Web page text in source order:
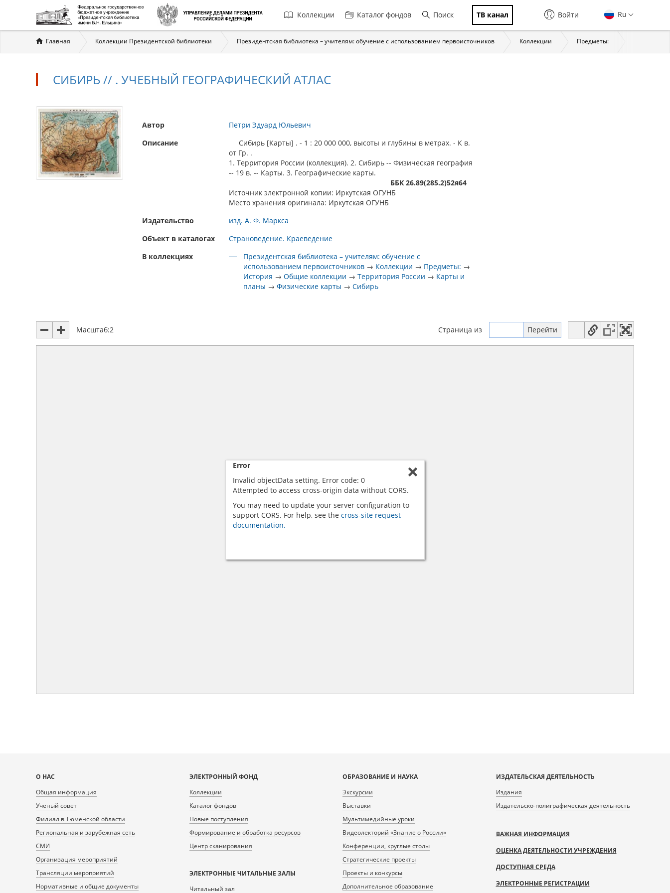
Главная
навигация
Коллекции Каталог фондов Поиск ТВ канал Ru
Войти
Вы
здесь
Главная Коллекции Президентской библиотеки Президентская библиотека – учителям: обучение с использованием первоисточников Коллекции Предметы:
СИБИРЬ // . УЧЕБНЫЙ ГЕОГРАФИЧЕСКИЙ АТЛАС
Автор
Петри Эдуард Юльевич
Описание
Сибирь [Карты] . - 1 : 20 000 000, высоты и глубины в метрах. - К в.
от Гр. .
1. Территория России (коллекция). 2. Сибирь -- Физическая география
-- 19 в. -- Карты. 3. Географические карты.
ББК 26.89(285.2)52я64
Источник электронной копии: Иркутская ОГУНБ
Место хранения оригинала: Иркутская ОГУНБ
Издательство
изд. А. Ф. Маркса
Объект в каталогах
Страноведение. Краеведение
В коллекциях
Президентская библиотека – учителям: обучение с
использованием первоисточников → Коллекции → Предметы: →
История →Общие коллекции →Территория России → Карты и
планы →Физические карты →Сибирь
Масштаб:2 Страница из
Error
Invalid objectData setting. Error code: 0
Attempted to access cross-origin data without CORS.
You may need to update your server configuration to
support CORS. For help, see the cross-site request
documentation.
Карта
сайта
О НАС
Общая информация
Ученый совет
Филиал в Тюменской области
Региональная и зарубежная сеть
СМИ
Организация мероприятий
Трансляции мероприятий
Нормативные и общие документы
ЭЛЕКТРОННЫЙ ФОНД
Коллекции
Каталог фондов
Новые поступления
Формирование и обработка ресурсов
Центр сканирования
ЭЛЕКТРОННЫЕ ЧИТАЛЬНЫЕ ЗАЛЫ
Читальный зал
ОБРАЗОВАНИЕ И НАУКА
Экскурсии
Выставки
Мультимедийные уроки
Видеолекторий «Знание о России»
Конференции, круглые столы
Стратегические проекты
Проекты и конкурсы
Дополнительное образование
ИЗДАТЕЛЬСКАЯ ДЕЯТЕЛЬНОСТЬ
Издания
Издательско-полиграфическая деятельность
ВАЖНАЯ ИНФОРМАЦИЯ
ОЦЕНКА ДЕЯТЕЛЬНОСТИ УЧРЕЖДЕНИЯ
ДОСТУПНАЯ СРЕДА
ЭЛЕКТРОННЫЕ РЕГИСТРАЦИИ